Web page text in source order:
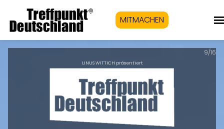
MITMACHEN
LINUS WITTICH präsentiert
9/16